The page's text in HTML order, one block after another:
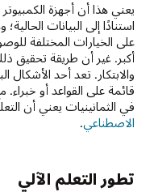
يعني هذا أن أجهزة
استنادًا إلى البيانات
على الخيارات المختلفة
أكبر. غير أن طريقة تحقيق
والابتكار. تعد أحد الأشكال
قائمة على القواعد أو
في الثمانينيات يعني أن
الاصطناعي.
تطور التعلم الآلي